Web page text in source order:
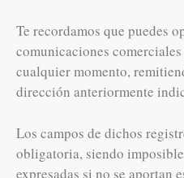
Te recordamos que puedes
comunicaciones
cualquier momento,
dirección anteriormente
Los campos de dichos
obligatoria, siendo
expresadas si no se aportan